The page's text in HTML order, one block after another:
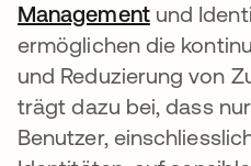
Managementund
ermöglichen die
und Reduzierung von
trägt dazu bei, dass
Benutzer,